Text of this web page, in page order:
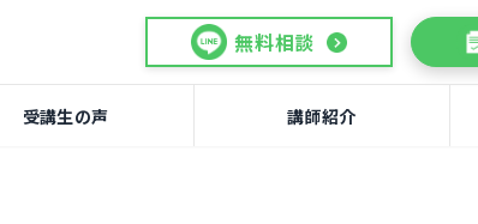
無料相談
受講生の声 講師紹介